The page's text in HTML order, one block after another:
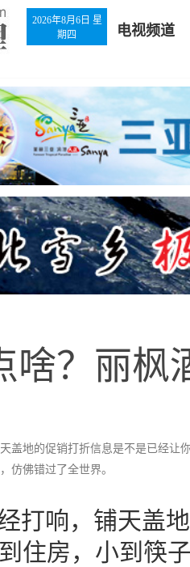
2026年8月6日 星
期四
电视频道
啥？丽枫
盖地的促销打折信息是不是已经让
仿佛错过了全世界。
打响，铺天盖
住房，小到筷